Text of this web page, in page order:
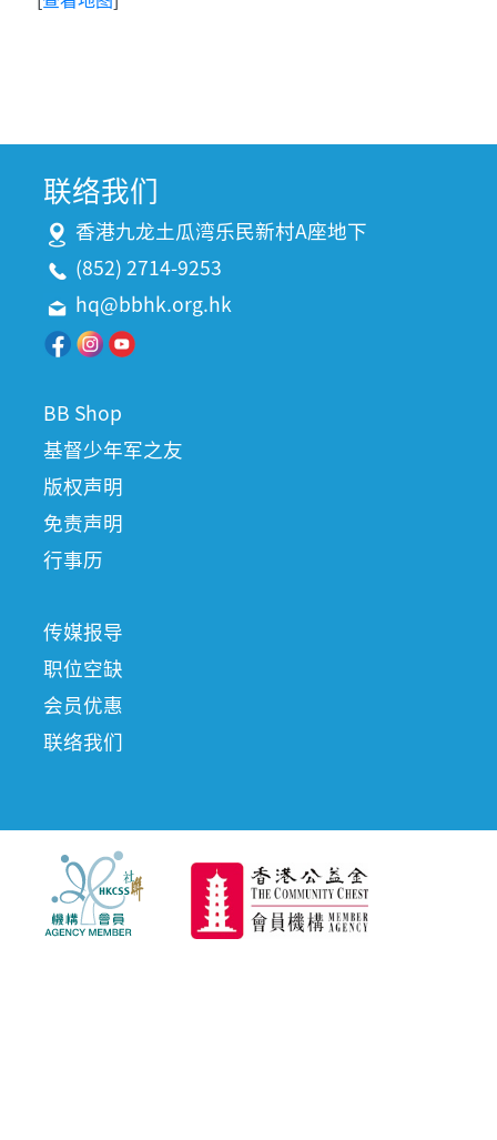
联络我们
香港九龙土瓜湾乐民新村A座地下
(852) 2714-9253
hq@bbhk.org.hk
BB Shop
基督少年军之友
版权声明
免责声明
行事历
传媒报导
职位空缺
会员优惠
联络我们